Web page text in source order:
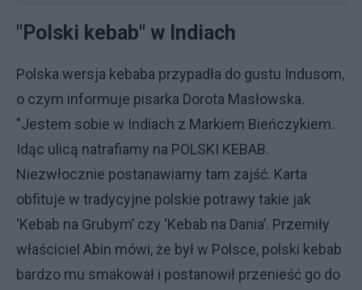
"Polski kebab" w Indiach
Polska wersja kebaba przypadła do gustu Indusom,
o czym informuje pisarka Dorota Masłowska.
"Jestem sobie w Indiach z Markiem Bieńczykiem.
Idąc ulicą natrafiamy na POLSKI KEBAB.
Niezwłocznie postanawiamy tam zajść. Karta
obfituje w tradycyjne polskie potrawy takie jak
‘Kebab na Grubym’ czy ‘Kebab na Dania’. Przemiły
właściciel Abin mówi, że był w Polsce, polski kebab
bardzo mu smakował i postanowił przenieść go do